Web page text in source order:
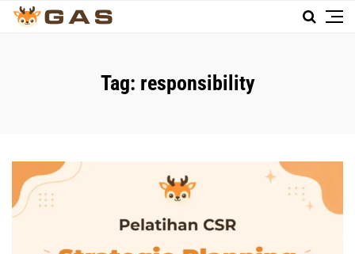
Tag: responsibility